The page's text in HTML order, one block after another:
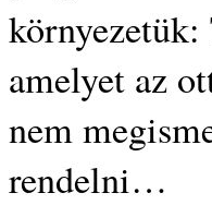
amelyet az
nem
rendelni…